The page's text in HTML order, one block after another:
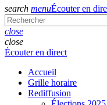
search menuÉcouter en
close
close
Écouter en direct
Accueil
Grille horaire
Rediffusion